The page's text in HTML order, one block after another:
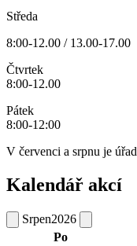
Středa
8:00-12.00 / 13.00-17.00
Čtvrtek
8:00-12.00
Pátek
8:00-12:00
V červenci a srpnu je
Kalendář akcí
Srpen2026
Po